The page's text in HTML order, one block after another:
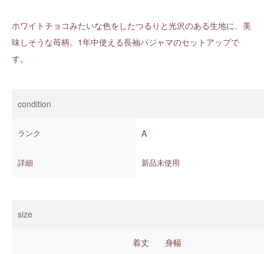
ホワイトチョコみたいな色をしたつるりと光沢のある生地に、美
味しそうな苺柄。1年中使える長袖パジャマのセットアップで
す。
condition
ランク A
詳細 新品未使用
size
着丈 身幅